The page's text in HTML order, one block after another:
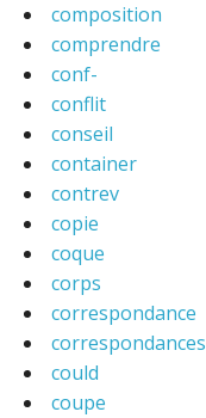
composition
comprendre
conf-
conflit
conseil
container
contrev
copie
coque
corps
correspondance
correspondances
could
coupe